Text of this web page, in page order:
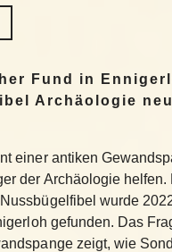
Fund in
Archäologie
einer antiken
der Archäologie helfen.
wurde
gefunden. Das
zeigt, wie